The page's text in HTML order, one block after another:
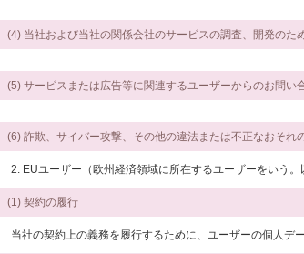
(4) 当社および当社の関係会社のサービスの調査、開発のた
(5) サービスまたは広告等に関連するユーザーからのお問
(6) 詐欺、サイバー攻撃、その他の違法または不正なおそ
2. EUユーザー（欧州経済領域に所在するユーザーをいう
(1) 契約の履行
当社の契約上の義務を履行するために、ユーザーの個人デ